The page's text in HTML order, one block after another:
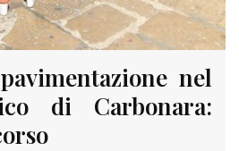
nel
di Carbonara: